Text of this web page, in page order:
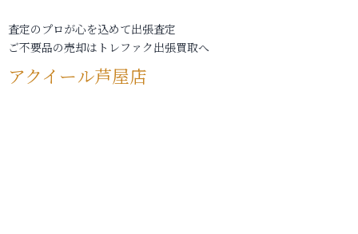
査定のプロが心を込めて出張査定
ご不要品の売却はトレファク出張買取へ
アクイール芦屋店